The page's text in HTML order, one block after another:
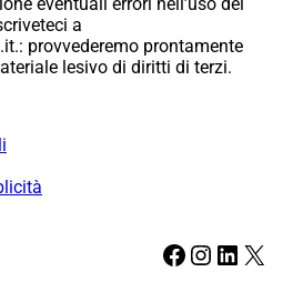
a
provvederemo prontamente
lesivo di diritti di terzi.
Facebook Instagram LinkedIn X